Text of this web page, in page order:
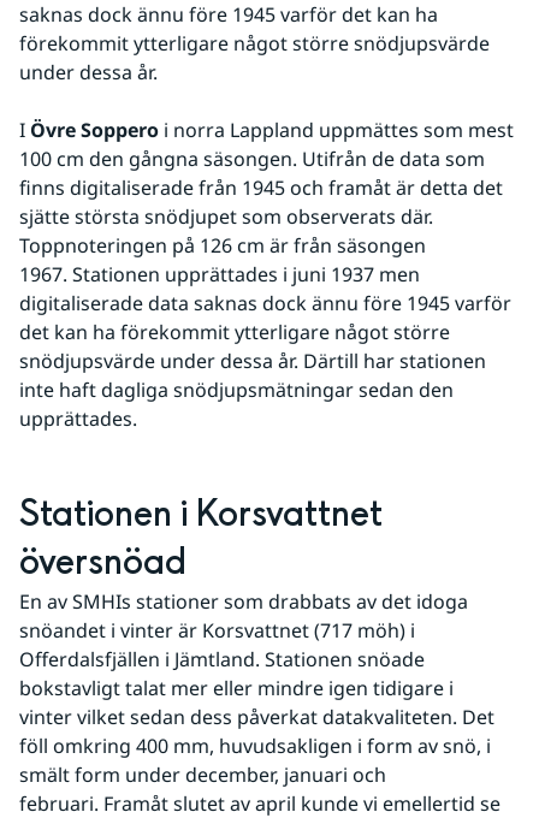
saknas dock ännu före 1945 varför det kan ha
förekommit ytterligare något större snödjupsvärde
under dessa år.
I Övre Soppero i norra Lappland uppmättes som mest
100 cm den gångna säsongen. Utifrån de data som
finns digitaliserade från 1945 och framåt är detta det
sjätte största snödjupet som observerats där.
Toppnoteringen på 126 cm är från säsongen
1967. Stationen upprättades i juni 1937 men
digitaliserade data saknas dock ännu före 1945 varför
det kan ha förekommit ytterligare något större
snödjupsvärde under dessa år. Därtill har stationen
inte haft dagliga snödjupsmätningar sedan den
upprättades.
Stationen i Korsvattnet
översnöad
En av SMHIs stationer som drabbats av det idoga
snöandet i vinter är Korsvattnet (717 möh) i
Offerdalsfjällen i Jämtland. Stationen snöade
bokstavligt talat mer eller mindre igen tidigare i
vinter vilket sedan dess påverkat datakvaliteten. Det
föll omkring 400 mm, huvudsakligen i form av snö, i
smält form under december, januari och
februari. Framåt slutet av april kunde vi emellertid se